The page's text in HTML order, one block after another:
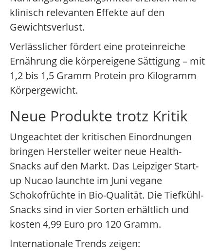
klinisch relevanten Effekte auf den
Gewichtsverlust.
Verlässlicher fördert eine proteinreiche
Ernährung die körpereigene Sättigung – mit
1,2 bis 1,5 Gramm Protein pro Kilogramm
Körpergewicht.
Neue Produkte trotz Kritik
Ungeachtet der kritischen Einordnungen
bringen Hersteller weiter neue Health-
Snacks auf den Markt. Das Leipziger Start-
up Nucao launchte im Juni vegane
Schokofrüchte in Bio-Qualität. Die Tiefkühl-
Snacks sind in vier Sorten erhältlich und
kosten 4,99 Euro pro 120 Gramm.
Internationale Trends zeigen: